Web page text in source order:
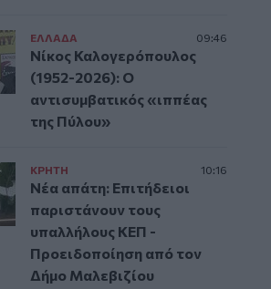
ΕΛΛAΔΑ 09:46
Νίκος Καλογερόπουλος
(1952-2026): O
αντισυμβατικός «ιππέας
της Πύλου»
ΚΡΗΤΗ 10:16
Νέα απάτη: Επιτήδειοι
παριστάνουν τους
υπαλλήλους ΚΕΠ -
Προειδοποίηση από τον
Δήμο Μαλεβιζίου